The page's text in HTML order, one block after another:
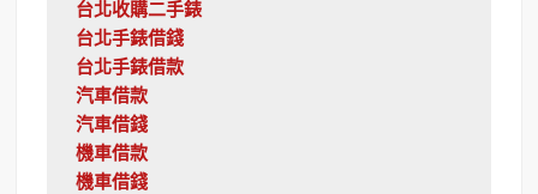
台北收購二手錶
台北手錶借錢
台北手錶借款
汽車借款
汽車借錢
機車借款
機車借錢